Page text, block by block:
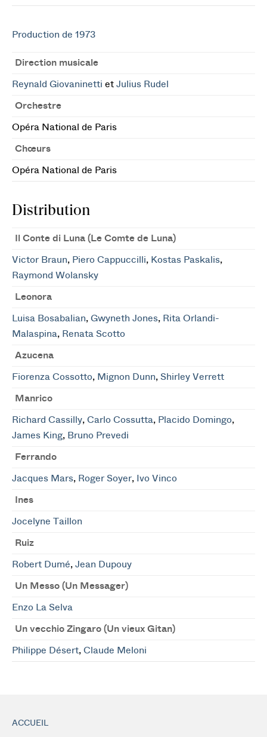
Production de 1973
Direction musicale
Reynald Giovaninetti et Julius Rudel
Orchestre
Opéra National de Paris
Chœurs
Opéra National de Paris
Distribution
Il Conte di Luna (Le Comte de Luna)
Victor Braun, Piero Cappuccilli, Kostas Paskalis,
Raymond Wolansky
Leonora
Luisa Bosabalian, Gwyneth Jones, Rita Orlandi-
Malaspina, Renata Scotto
Azucena
Fiorenza Cossotto, Mignon Dunn, Shirley Verrett
Manrico
Richard Cassilly, Carlo Cossutta, Placido Domingo,
James King, Bruno Prevedi
Ferrando
Jacques Mars, Roger Soyer, Ivo Vinco
Ines
Jocelyne Taillon
Ruiz
Robert Dumé, Jean Dupouy
Un Messo (Un Messager)
Enzo La Selva
Un vecchio Zingaro (Un vieux Gitan)
Philippe Désert, Claude Meloni
ACCUEIL